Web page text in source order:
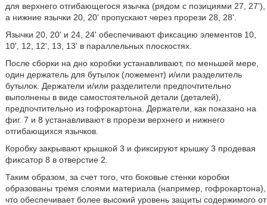
для верхнего отгибающегося язычка (рядом с позициями 27, 27'),
а нижние язычки 20, 20' пропускают через прорези 28, 28'.
Язычки 20, 20' и 24, 24' обеспечивают фиксацию элементов 10,
10', 12, 12', 13, 13' в параллельных плоскостях.
После сборки на дно коробки устанавливают, по меньшей мере,
один держатель для бутылок (ложемент) и/или разделитель
бутылок. Держатели и/или разделители предпочтительно
выполнены в виде самостоятельной детали (деталей),
предпочтительно из гофрокартона. Держатели, как показано на
фиг. 7 и 8 устанавливают в прорези верхнего и нижнего
отгибающихся язычков.
Коробку закрывают крышкой 3 и фиксируют крышку 3 продевая
фиксатор 8 в отверстие 2.
Таким образом, за счет того, что боковые стенки коробки
образованы тремя слоями материала (например, гофрокартона),
что обеспечивает более высокий уровень защиты содержимого от